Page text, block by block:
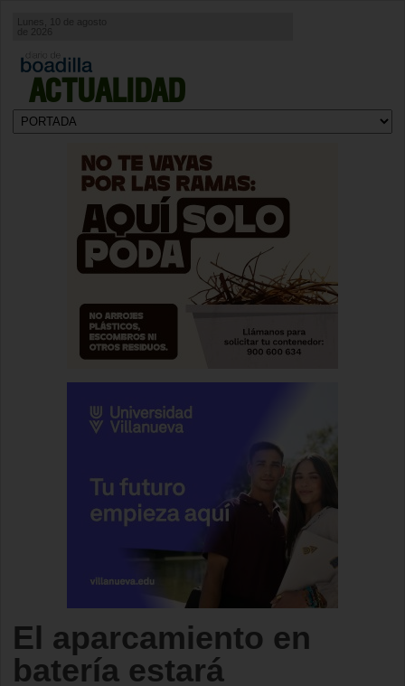
ACTUALIDAD
Lunes, 10 de agosto
El aparcamiento en
batería estará